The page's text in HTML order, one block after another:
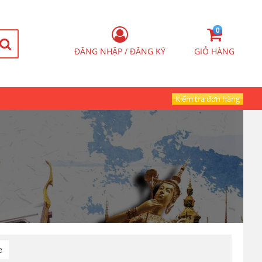
ĐĂNG NHẬP / ĐĂNG KÝ
0
GIỎ HÀNG
Kiểm tra đơn hàng